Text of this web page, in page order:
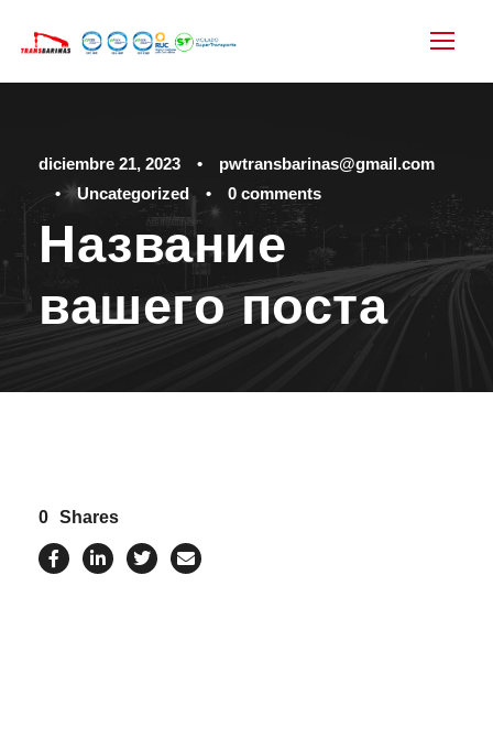
diciembre 21, 2023 •
pwtransbarinas@gmail.com
•
Uncategorized • 0 comments
Название
вашего поста
0 Shares